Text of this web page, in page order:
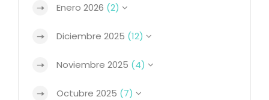
Enero 2026 (2)
Diciembre 2025 (12)
Noviembre 2025 (4)
Octubre 2025 (7)